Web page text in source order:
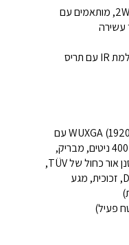
רמקולים סטריאופוניים 2Wx2, מותאמים עם
מצלמת FHD 1080p + מצלמת IR עם תריס
מסך 14" מסוג WUXGA (1920x1200) OLED עם
בהירות שיא של 500 ניטים / טיפוסית 400 ניטים, מבריק,
100% DCI-P3, תדר רענון 60Hz, מסנן אור כחול של TÜV,